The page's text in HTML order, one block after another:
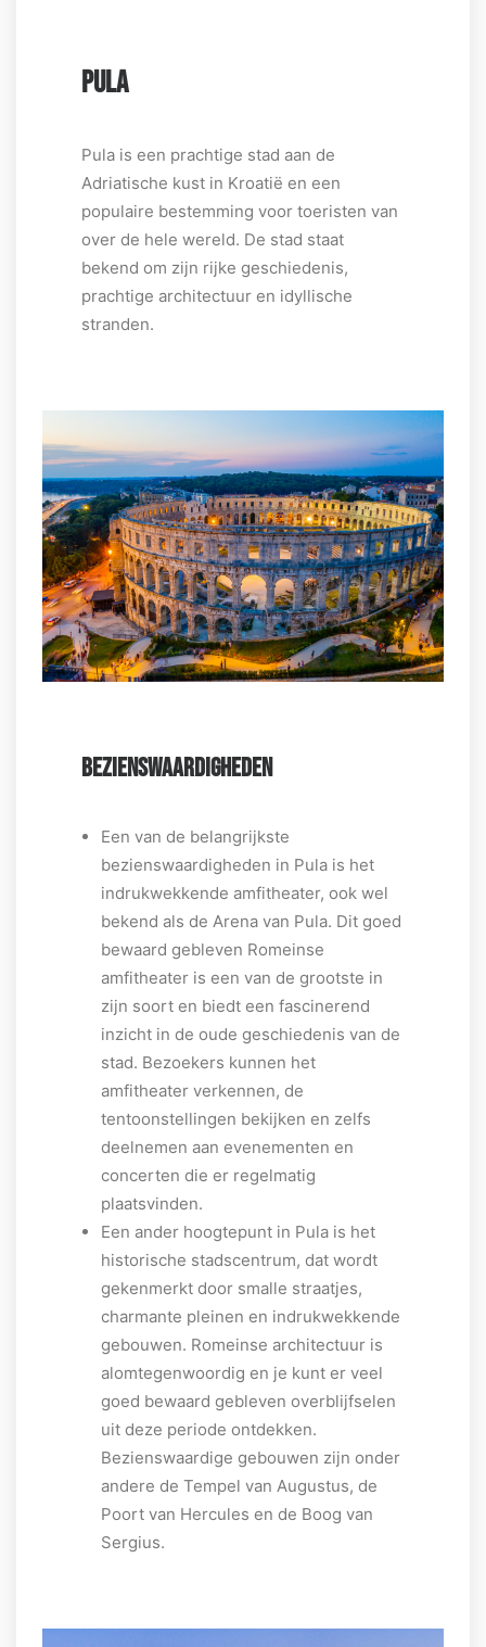
PULA
Pula is een prachtige stad aan de
Adriatische kust in Kroatië en een
populaire bestemming voor toeristen van
over de hele wereld. De stad staat
bekend om zijn rijke geschiedenis,
prachtige architectuur en idyllische
stranden.
BEZIENSWAARDIGHEDEN
Een van de belangrijkste
bezienswaardigheden in Pula is het
indrukwekkende amfitheater, ook wel
bekend als de Arena van Pula. Dit goed
bewaard gebleven Romeinse
amfitheater is een van de grootste in
zijn soort en biedt een fascinerend
inzicht in de oude geschiedenis van de
stad. Bezoekers kunnen het
amfitheater verkennen, de
tentoonstellingen bekijken en zelfs
deelnemen aan evenementen en
concerten die er regelmatig
plaatsvinden.
Een ander hoogtepunt in Pula is het
historische stadscentrum, dat wordt
gekenmerkt door smalle straatjes,
charmante pleinen en indrukwekkende
gebouwen. Romeinse architectuur is
alomtegenwoordig en je kunt er veel
goed bewaard gebleven overblijfselen
uit deze periode ontdekken.
Bezienswaardige gebouwen zijn onder
andere de Tempel van Augustus, de
Poort van Hercules en de Boog van
Sergius.